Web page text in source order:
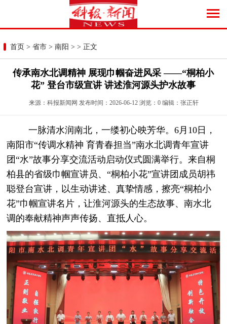
首页 > 省市 > 南阳 > > 正文
传承南水北调精神 展现巾帼奋进风采 ——“桐柏小
花” 登台市级宣讲 讲述淮河源头护水故事
来源：科报新闻网 发布时间：2026-06-12 浏览： 0编辑：张正轩
一脉清水润南北，一缕初心映芳华。6月10日，
南阳市“传调水精神 育青春担当”南水北调青年宣讲
团“水”故事分享交流活动启动仪式圆满举行。来自桐
柏县的省级巾帼宣讲员、“桐柏小花”宣讲团成员胡祎
聪登台宣讲，以生动讲述、真挚情感，擦亮“桐柏小
花”巾帼宣讲名片，让淮河源头的生态故事、南水北
调的奉献精神声声传扬、直抵人心。